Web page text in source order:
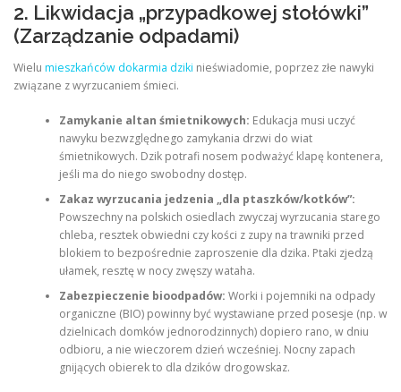
2. Likwidacja „przypadkowej stołówki”
(Zarządzanie odpadami)
Wielu mieszkańców dokarmia dziki nieświadomie, poprzez złe nawyki
związane z wyrzucaniem śmieci.
Zamykanie altan śmietnikowych: Edukacja musi uczyć
nawyku bezwzględnego zamykania drzwi do wiat
śmietnikowych. Dzik potrafi nosem podważyć klapę kontenera,
jeśli ma do niego swobodny dostęp.
Zakaz wyrzucania jedzenia „dla ptaszków/kotków”:
Powszechny na polskich osiedlach zwyczaj wyrzucania starego
chleba, resztek obwiedni czy kości z zupy na trawniki przed
blokiem to bezpośrednie zaproszenie dla dzika. Ptaki zjedzą
ułamek, resztę w nocy zwęszy wataha.
Zabezpieczenie bioodpadów: Worki i pojemniki na odpady
organiczne (BIO) powinny być wystawiane przed posesje (np. w
dzielnicach domków jednorodzinnych) dopiero rano, w dniu
odbioru, a nie wieczorem dzień wcześniej. Nocny zapach
gnijących obierek to dla dzików drogowskaz.